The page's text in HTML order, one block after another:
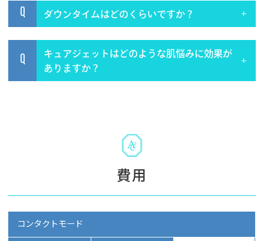
Q ダウンタイムはどのくらいですか？
Q
キュアジェットはどのような肌悩みに効果が
ありますか？
費用
コンタクトモード